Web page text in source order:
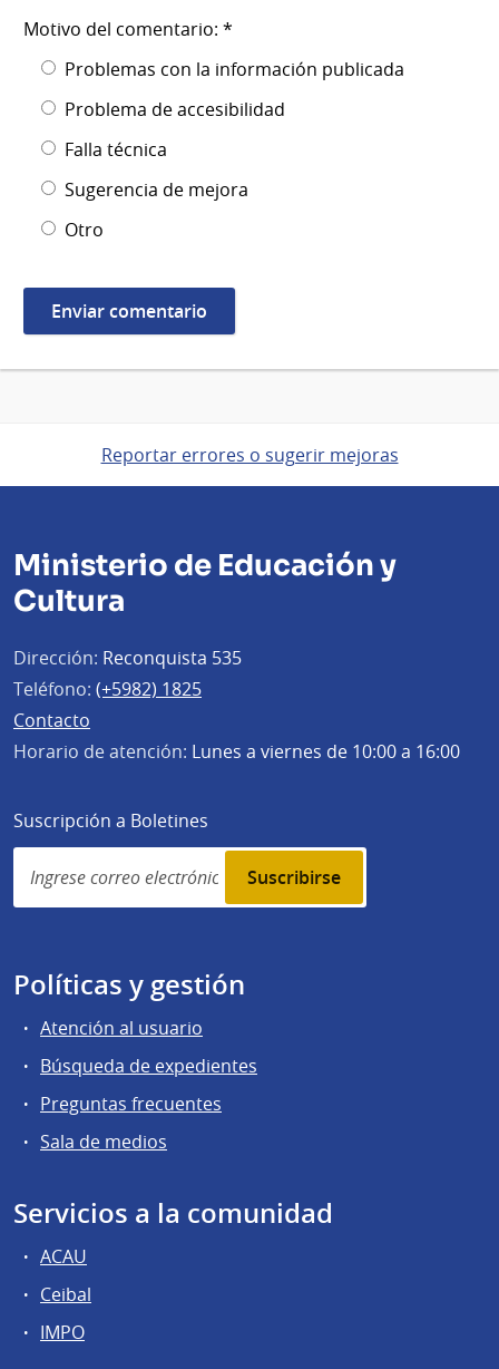
Motivo del comentario: *
Problemas con la información publicada
Problema de accesibilidad
Falla técnica
Sugerencia de mejora
Otro
Reportar errores o sugerir mejoras
Ministerio de Educación y
Cultura
Dirección: Reconquista 535
Teléfono: (+5982) 1825
Contacto
Horario de atención: Lunes a viernes de 10:00 a 16:00
Suscripción a Boletines
Simplenews
subscription
Políticas y gestión
Atención al usuario
Búsqueda de expedientes
Preguntas frecuentes
Sala de medios
Servicios a la comunidad
ACAU
Ceibal
IMPO